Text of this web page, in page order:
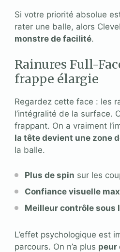
Si votre priorité absolue
rater une balle, alors
monstre de facilité.
Rainures Full-
frappe élargie
Regardez cette face : les
l’intégralité de la surface.
frappant. On a vraiment
la tête devient une zone
la balle.
Plus de spin sur les
Confiance visuelle
Meilleur contrôle sous
L’effet psychologique est
parcours. On n’a plus peur